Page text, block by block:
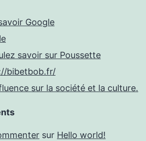
Google
savoir sur Poussette
bibetbob.fr/
sur la société et la culture.
sur Hello world!